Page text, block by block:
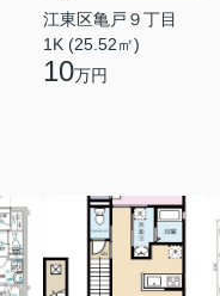
江東区亀戸９丁目
1K (25.52㎡)
10万円